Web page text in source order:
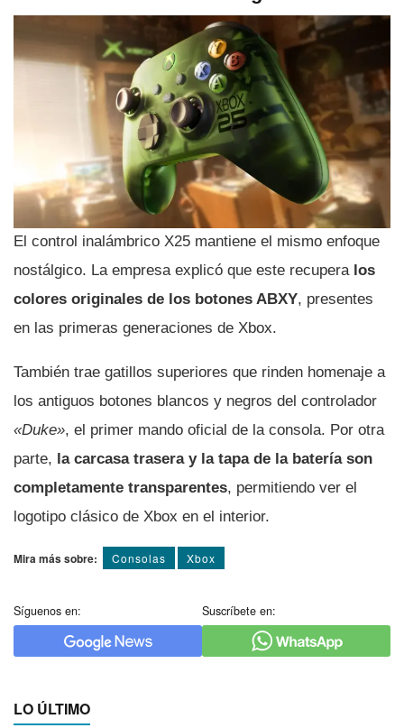
El control inalámbrico X25 mantiene el mismo enfoque
nostálgico. La empresa explicó que este recupera los
colores originales de los botones ABXY, presentes
en las primeras generaciones de Xbox.
También trae gatillos superiores que rinden homenaje a
los antiguos botones blancos y negros del controlador
«Duke», el primer mando oficial de la consola. Por otra
parte, la carcasa trasera y la tapa de la batería son
completamente transparentes, permitiendo ver el
logotipo clásico de Xbox en el interior.
Mira más sobre: Consolas Xbox
Síguenos en: Suscríbete en:
LO ÚLTIMO